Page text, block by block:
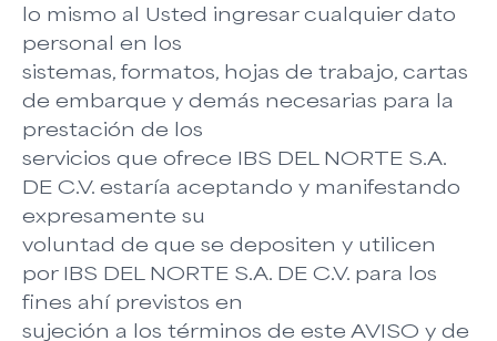
lo mismo al Usted ingresar cualquier dato
personal en los
sistemas, formatos, hojas de trabajo, cartas
de embarque y demás necesarias para la
prestación de los
servicios que ofrece IBS DEL NORTE S.A.
DE C.V. estaría aceptando y manifestando
expresamente su
voluntad de que se depositen y utilicen
por IBS DEL NORTE S.A. DE C.V. para los
fines ahí previstos en
sujeción a los términos de este AVISO y de